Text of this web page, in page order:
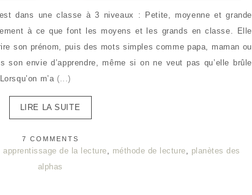
dans une classe à 3 niveaux : Petite, moyenne et grande
à ce que font les moyens et les grands en classe. Elle
son prénom, puis des mots simples comme papa, maman ou
son envie d’apprendre, même si on ne veut pas qu’elle brûle
m’a (...)
LIRE LA SUITE
7 COMMENTS
apprentissage de la lecture, méthode de lecture, planètes des
alphas